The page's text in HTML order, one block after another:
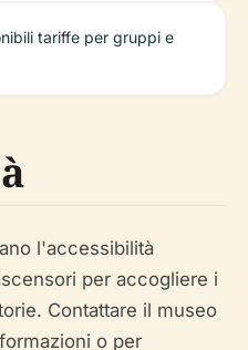
tariffe per gruppi e
l'accessibilità
per accogliere i
Contattare il museo
o per